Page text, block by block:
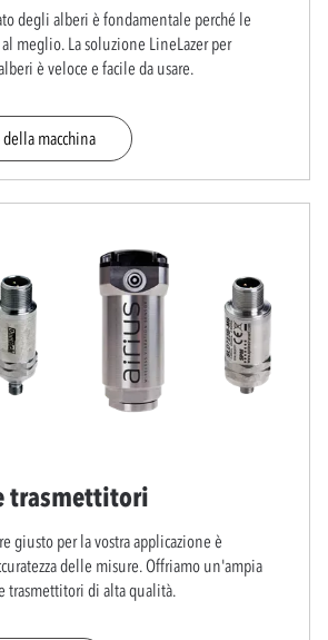
degli alberi è fondamentale perché le
meglio. La soluzione LineLazer per
è veloce e facile da usare.
macchina
trasmettitori
giusto per la vostra applicazione è
delle misure. Offriamo un'ampia
trasmettitori di alta qualità.